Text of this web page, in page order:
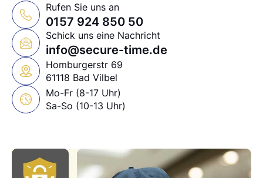
Rufen Sie uns an
0157 924 850 50
Schick uns eine Nachricht
info@secure-time.de
Homburgerstr 69
61118 Bad Vilbel
Mo-Fr (8-17 Uhr)
Sa-So (10-13 Uhr)